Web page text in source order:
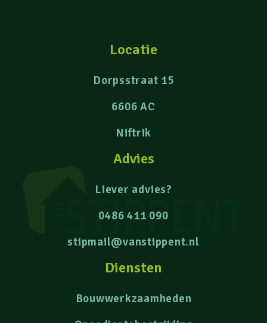
Locatie
Dorpsstraat 15
6606 AC
Niftrik
Advies
Liever advies?
0486 411 090
stipmail@vanstippent.nl
Diensten
Bouwwerkzaamheden